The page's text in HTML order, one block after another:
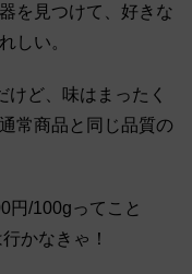
を見つけて、好きな
しい。
けど、味はまったく
常商品と同じ品質の
円/100gってこと
かなきゃ！